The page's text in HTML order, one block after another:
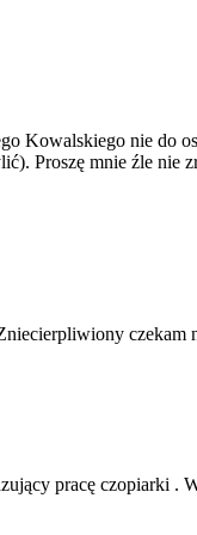
Kowalskiego nie do
Proszę mnie źle nie
czekam
pracę czopiarki .